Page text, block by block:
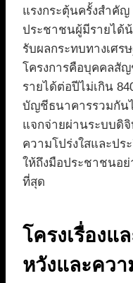
แรงกระตุ้นครั้งสำคั
ประชาชนผู้มีรายได้
รับผลกระทบทางเศร
โครงการคือบุคคลสั
รายได้ต่อปีไม่เกิน
บัญชีธนาคารรวมกัน
แจกจ่ายผ่านระบบดิจิ
ความโปร่งใสและปร
ให้ถึงมือประชาชนอย่
ที่สุด
โครงเรื่อง
หวังและคว